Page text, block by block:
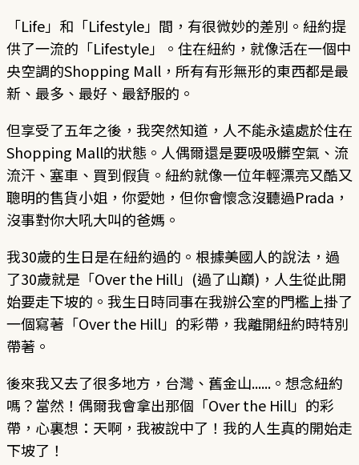
「Life」和「Lifestyle」間，有很微妙的差別。紐約提
供了一流的「Lifestyle」。住在紐約，就像活在一個中
央空調的Shopping Mall，所有有形無形的東西都是最
新、最多、最好、最舒服的。
但享受了五年之後，我突然知道，人不能永遠處於住在
Shopping Mall的狀態。人偶爾還是要吸吸髒空氣、流
流汗、塞車、買到假貨。紐約就像一位年輕漂亮又酷又
聰明的售貨小姐，你愛她，但你會懷念沒聽過Prada，
沒事對你大吼大叫的爸媽。
我30歲的生日是在紐約過的。根據美國人的說法，過
了30歲就是「Over the Hill」(過了山巔)，人生從此開
始要走下坡的。我生日時同事在我辦公室的門檻上掛了
一個寫著「Over the Hill」的彩帶，我離開紐約時特別
帶著。
後來我又去了很多地方，台灣、舊金山......。想念紐約
嗎？當然！偶爾我會拿出那個「Over the Hill」的彩
帶，心裏想：天啊，我被說中了！我的人生真的開始走
下坡了！